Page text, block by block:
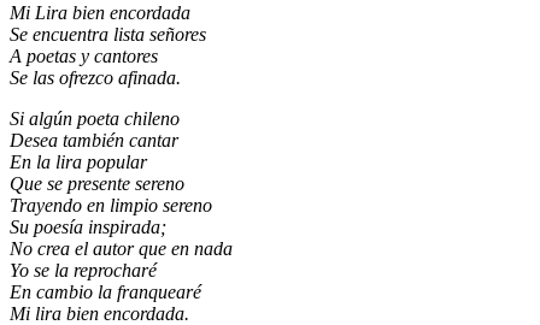
Mi Lira bien encordada
Se encuentra lista señores
A poetas y cantores
Se las ofrezco afinada.
Si algún poeta chileno
Desea también cantar
En la lira popular
Que se presente sereno
Trayendo en limpio sereno
Su poesía inspirada;
No crea el autor que en nada
Yo se la reprocharé
En cambio la franquearé
Mi lira bien encordada.